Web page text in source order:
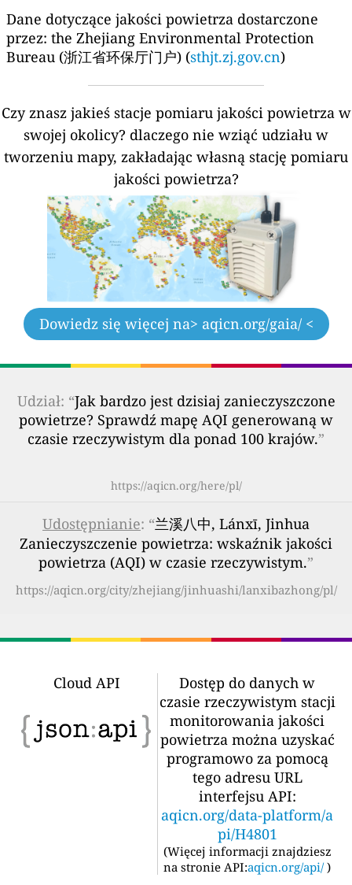
Dane dotyczące jakości powietrza dostarczone
przez: the Zhejiang Environmental Protection
Bureau (浙江省环保厅门户) (sthjt.zj.gov.cn)
Czy znasz jakieś stacje pomiaru jakości powietrza w
swojej okolicy? dlaczego nie wziąć udziału w
tworzeniu mapy, zakładając własną stację pomiaru
jakości powietrza?
Dowiedz się więcej na> aqicn.org/gaia/ <
Udział: “Jak bardzo jest dzisiaj zanieczyszczone
powietrze? Sprawdź mapę AQI generowaną w
czasie rzeczywistym dla ponad 100 krajów.”
https://aqicn.org/here/pl/
Udostępnianie: “兰溪八中, Lánxī, Jinhua
Zanieczyszczenie powietrza: wskaźnik jakości
powietrza (AQI) w czasie rzeczywistym.”
https://aqicn.org/city/zhejiang/jinhuashi/lanxibazhong/pl/
Cloud API
Dostęp do danych w
czasie rzeczywistym stacji
monitorowania jakości
powietrza można uzyskać
programowo za pomocą
tego adresu URL
interfejsu API:
aqicn.org/data-platform/a
pi/H4801
(Więcej informacji znajdziesz
na stronie API:aqicn.org/api/ )